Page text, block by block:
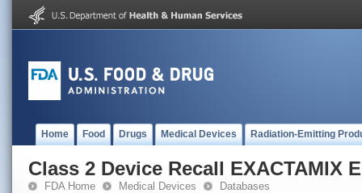
Home Food Drugs Medical Devices Radiation-Emitting
Class 2 Device Recall EXACTAMIX
FDA Home Medical Devices Databases